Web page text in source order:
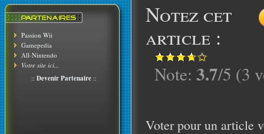
Passion Wii
Gamepedia
All-Nintendo
Votre site ici...
:: Devenir Partenaire ::
Notez cet
article :
Note: 3.7/5 (3
Voter pour un article